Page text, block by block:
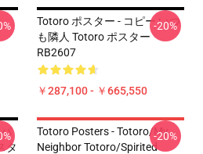
Totoro ポスター - コピー いつ
も隣人 Totoro ポスター
RB2607
￥287,100 - ￥665,550
-20%
タ
Totoro Posters - Totoro/my
Neighbor Totoro/spirited
-20%